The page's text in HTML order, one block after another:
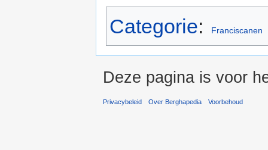
Categorie: Franciscanen
Deze pagina is voor
Privacybeleid Over Berghapedia Voorbehoud